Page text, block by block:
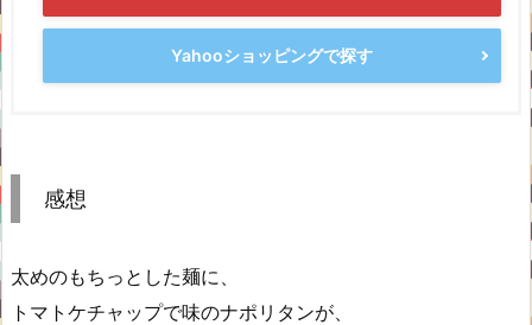
Yahooショッピングで探す
感想
太めのもちっとした麺に、
トマトケチャップで味のナポリタンが、